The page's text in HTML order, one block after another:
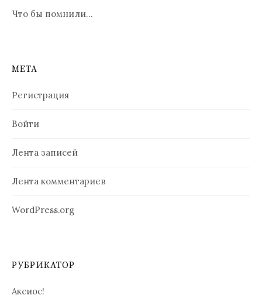
Что бы помнили…
МЕТА
Регистрация
Войти
Лента записей
Лента комментариев
WordPress.org
РУБРИКАТОР
Аксиос!